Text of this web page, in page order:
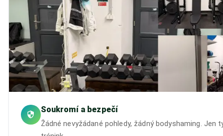
Soukromí a bezpečí
Žádné nevyžádané pohledy, žádný bodyshaming. Jen